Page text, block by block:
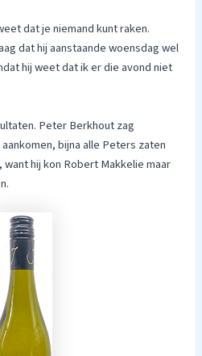
dat je niemand kunt raken.
dat hij aanstaande woensdag wel
hij weet dat ik er die avond niet
Peter Berkhout zag
bijna alle Peters zaten
hij kon Robert Makkelie maar